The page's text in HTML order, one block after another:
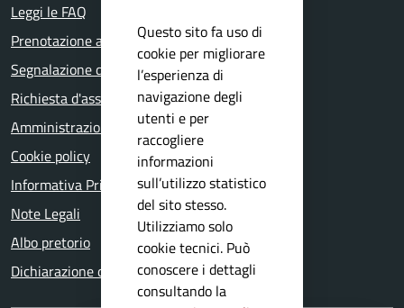
Leggi le FAQ
Prenotazione appuntamento
Segnalazione disservizio
Richiesta d'assistenza
Amministrazione trasparente
Cookie policy
Informativa Privacy
Note Legali
Albo pretorio
Dichiarazione di accessibilità
Questo sito fa uso di
cookie per migliorare
l’esperienza di
navigazione degli
utenti e per
raccogliere
informazioni
sull’utilizzo statistico
del sito stesso.
Utilizziamo solo
cookie tecnici. Può
conoscere i dettagli
consultando la